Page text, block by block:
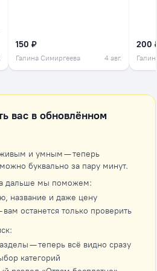
150 ₽
Галина Симиргеева 4 авг.
200
вас в обновлённом
и умным — теперь
буквально за пару минут.
а дальше мы поможем:
название и даже цену
останется только проверить
— теперь всё видно сразу
категорий